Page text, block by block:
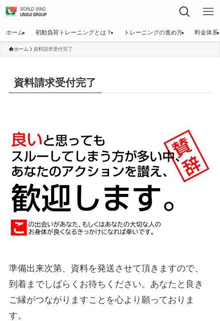
ホーム 初動負荷トレーニングとは？ トレーニングの進め方 料金体系
ホーム 資料請求受付完了
資料請求受付完了
準備出来次第、資料を発送させて頂きますので、
到着までしばらくお待ちください。あなたと良き
ご縁がつながりますことを心より願っておりま
す。